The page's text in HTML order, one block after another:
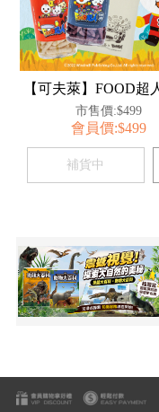
市售價:$499
會員價:$499